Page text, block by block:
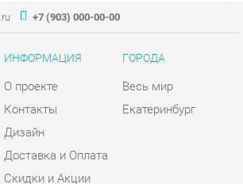
Гарантия
Помощь